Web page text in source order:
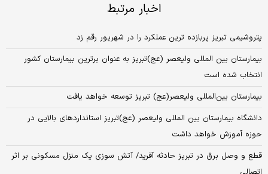
اخبار مرتبط
پتروشیمی تبریز پربازده ترین عملکرد را در شهریور رقم زد
بیمارستان بین المللی ولیعصر (عج)تبریز به عنوان برترین بیمارستان کشور
انتخاب شده است
بیمارستان بین‌المللی ولیعصر(عج) تبریز توسعه خواهد یافت
دانشگاه بیمارستان بین المللی ولیعصر (عج)تبریز استانداردهای بالایی در
حوزه آموزش خواهد داشت
قطع و وصل برق در تبریز حادثه آفرید/ آتش سوزی یک منزل مسکونی بر اثر